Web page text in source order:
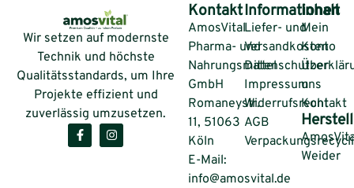
Wir setzen auf modernste
Technik und höchste
Qualitätsstandards, um Ihre
Projekte effizient und
zuverlässig umzusetzen.
Kontakt
AmosVital
Pharma- und
Nahrungsmittel
GmbH
Romaneystr.
11, 51063
Köln
E-Mail:
info@amosvital.de
Informationen
Liefer- und
Versandkosten
Impressum
Widerrufsrecht
AGB
Inhalt
Mein
Konto
Über
uns
Kontakt
Weider